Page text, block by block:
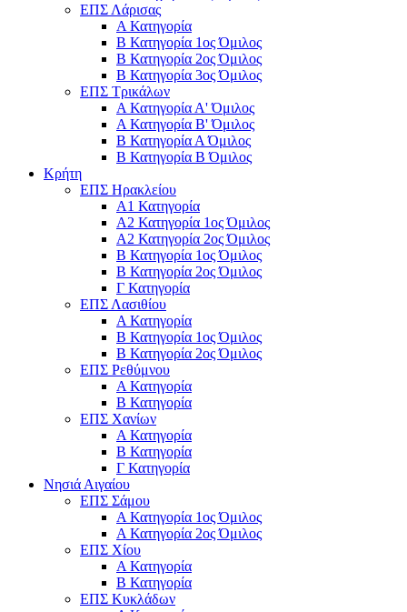
ΕΠΣ Λάρισας
Α Κατηγορία
Β Κατηγορία 1ος Όμιλος
Β Κατηγορία 2ος Όμιλος
Β Κατηγορία 3ος Όμιλος
ΕΠΣ Τρικάλων
Α Κατηγορία Α' Όμιλος
Α Κατηγορία Β' Όμιλος
Β Κατηγορία Α Όμιλος
Β Κατηγορία Β Όμιλος
Κρήτη
ΕΠΣ Ηρακλείου
Α1 Κατηγορία
Α2 Κατηγορία 1ος Όμιλος
Α2 Κατηγορία 2ος Όμιλος
Β Κατηγορία 1ος Όμιλος
Β Κατηγορία 2ος Όμιλος
Γ Κατηγορία
ΕΠΣ Λασιθίου
Α Κατηγορία
Β Κατηγορία 1ος Όμιλος
Β Κατηγορία 2ος Όμιλος
ΕΠΣ Ρεθύμνου
Α Κατηγορία
Β Κατηγορία
ΕΠΣ Χανίων
Α Κατηγορία
Β Κατηγορία
Γ Κατηγορία
Νησιά Αιγαίου
ΕΠΣ Σάμου
Α Κατηγορία 1ος Όμιλος
Α Κατηγορία 2ος Όμιλος
ΕΠΣ Χίου
Α Κατηγορία
Β Κατηγορία
ΕΠΣ Κυκλάδων